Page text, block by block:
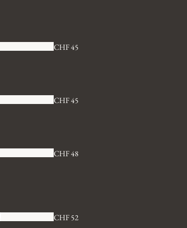
CHF 45
CHF 45
CHF 48
CHF 52